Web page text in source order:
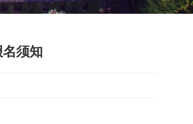
须知